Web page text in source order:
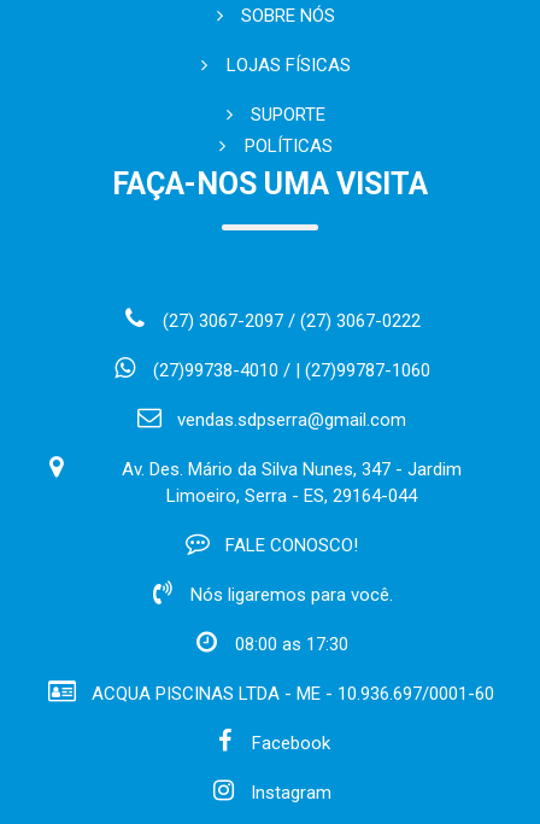
SOBRE NÓS
LOJAS FÍSICAS
SUPORTE
POLÍTICAS
FAÇA-NOS UMA VISITA
(27) 3067-2097 / (27) 3067-0222
(27)99738-4010 / | (27)99787-1060
vendas.sdpserra@gmail.com
Av. Des. Mário da Silva Nunes, 347 - Jardim
Limoeiro, Serra - ES, 29164-044
FALE CONOSCO!
Nós ligaremos para você.
08:00 as 17:30
ACQUA PISCINAS LTDA - ME - 10.936.697/0001-60
Facebook
Instagram